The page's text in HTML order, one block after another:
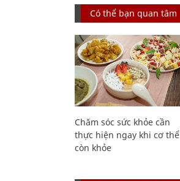
Có thể bạn quan tâm
Chăm sóc sức khỏe cần
thực hiện ngay khi cơ thể
còn khỏe